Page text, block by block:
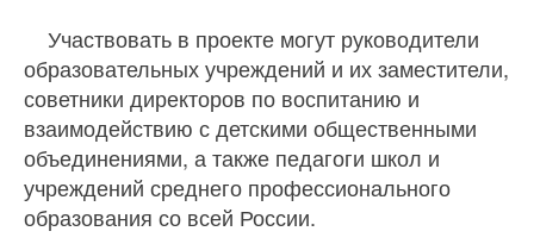
Участвовать в проекте могут руководители
образовательных учреждений и их заместители,
советники директоров по воспитанию и
взаимодействию с детскими общественными
объединениями, а также педагоги школ и
учреждений среднего профессионального
образования со всей России.